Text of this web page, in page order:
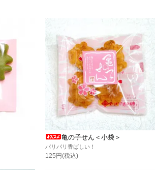
亀の子せん＜小袋＞
パリパリ香ばしい！
125円(税込)